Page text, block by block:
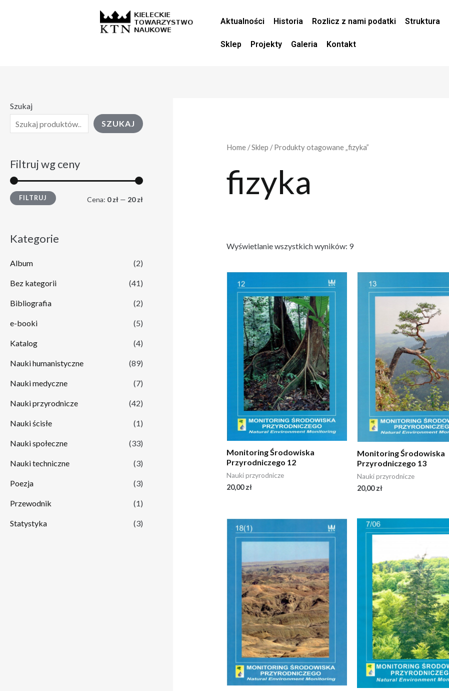
Aktualności Historia Rozlicz z nami podatki Struktura
Sklep Projekty Galeria Kontakt
Szukaj
SZUKAJ
Filtruj wg ceny
e
.
e
s
FILTRUJ Cena: 0 zł — 20 zł
Kategorie
Album (2)
Bez kategorii (41)
Bibliografia (2)
e-booki (5)
Katalog (4)
Nauki humanistyczne (89)
Nauki medyczne (7)
Nauki przyrodnicze (42)
Nauki ścisłe (1)
Nauki społeczne (33)
Nauki techniczne (3)
Poezja (3)
Przewodnik (1)
Statystyka (3)
Home/Sklep / Produkty otagowane „fizyka”
fizyka
Wyświetlanie wszystkich wyników: 9
Monitoring Środowiska
Przyrodniczego 12
Nauki przyrodnicze
20,00zł
Monitoring Środowiska
Przyrodniczego 13
Nauki przyrodnicze
20,00zł